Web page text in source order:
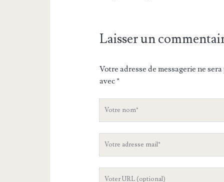
Laisser un
Votre adresse de messagerie ne
avec*
V
n
V
L